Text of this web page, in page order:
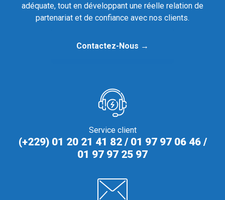
adéquate, tout en développant une réelle relation de
partenariat et de confiance avec nos clients.
Contactez-Nous →
Service client
(+229) 01 20 21 41 82 / 01 97 97 06 46 /
01 97 97 25 97